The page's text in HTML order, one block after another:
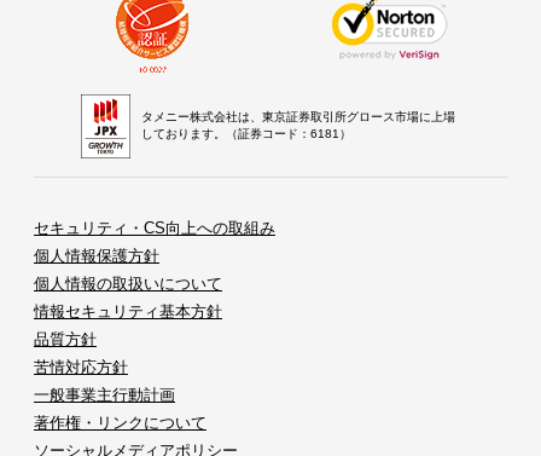
タメニー株式会社は、東京証券取引所グロース市場に上場
しております。（証券コード：6181）
セキュリティ・CS向上への取組み
個人情報保護方針
個人情報の取扱いについて
情報セキュリティ基本方針
品質方針
苦情対応方針
一般事業主行動計画
著作権・リンクについて
ソーシャルメディアポリシー